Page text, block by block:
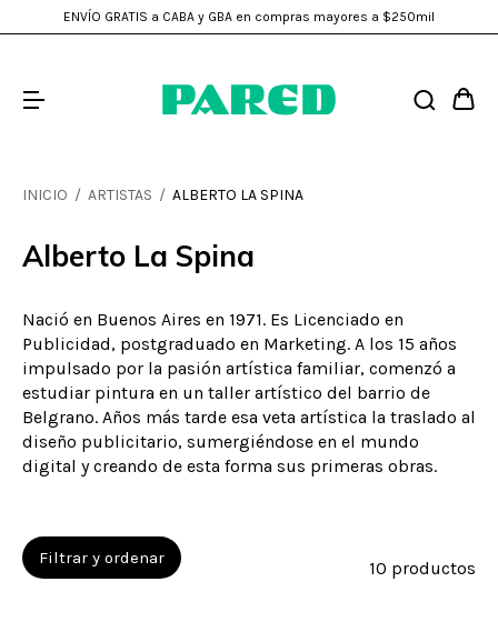
ENVÍO GRATIS a CABA y GBA en compras mayores a $250mil
INICIO / ARTISTAS / ALBERTO LA SPINA
Alberto La Spina
Nació en Buenos Aires en 1971. Es Licenciado en
Publicidad, postgraduado en Marketing. A los 15 años
impulsado por la pasión artística familiar, comenzó a
estudiar pintura en un taller artístico del barrio de
Belgrano. Años más tarde esa veta artística la traslado al
diseño publicitario, sumergiéndose en el mundo
digital y creando de esta forma sus primeras obras.
Filtrar y ordenar 10 productos